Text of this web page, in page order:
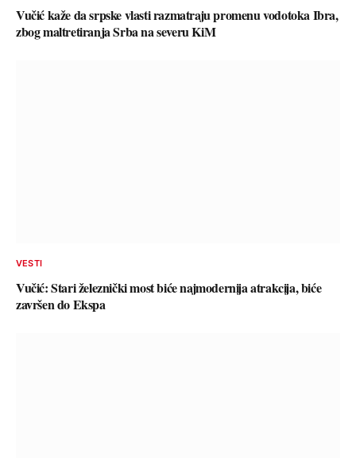
Vučić kaže da srpske vlasti razmatraju promenu vodotoka Ibra,
zbog maltretiranja Srba na severu KiM
VESTI
Vučić: Stari železnički most biće najmodernija atrakcija, biće
završen do Ekspa